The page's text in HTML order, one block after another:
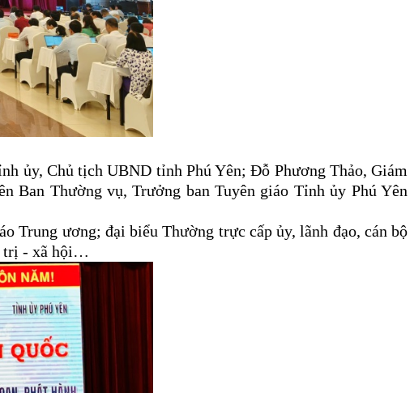
ủy, Chủ tịch UBND tỉnh Phú Yên; Đỗ Phương Thảo, Giám
Ban Thường vụ, Trưởng ban Tuyên giáo Tỉnh ủy Phú Yên
Trung ương; đại biểu Thường trực cấp ủy, lãnh đạo, cán bộ
trị - xã hội…